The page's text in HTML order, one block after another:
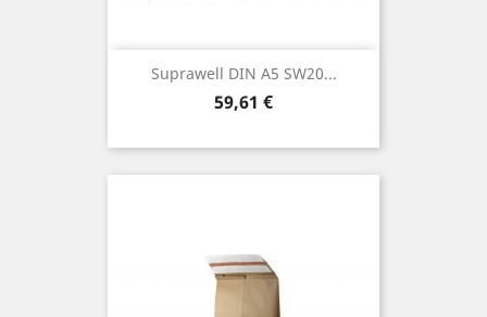
Suprawell DIN A5 SW20...
Preis
59,61 €